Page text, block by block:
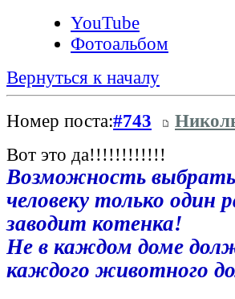
YouTube
Фотоальбом
Вернуться к началу
Номер поста:#743
Вот это да!!!!!!!!!!!!
Возможность
человеку только один
заводит котенка!
Не в каждом доме
каждого животного